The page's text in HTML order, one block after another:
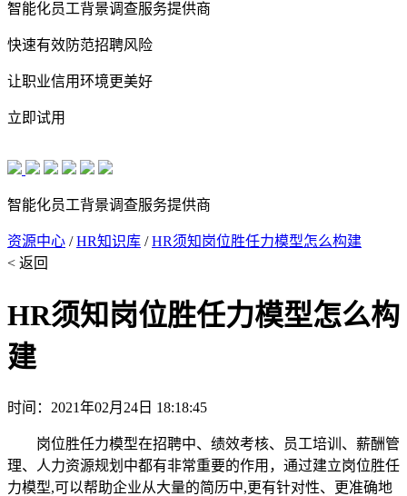
智能化员工背景调查服务提供商
快速有效防范招聘风险
让职业信用环境更美好
立即试用
智能化员工背景调查服务提供商
资源中心 /HR知识库 /HR须知岗位胜任力模型怎么构建
< 返回
HR须知岗位胜任力模型怎么构
建
时间：2021年02月24日 18:18:45
岗位胜任力模型在招聘中、绩效考核、员工培训、薪酬管
理、人力资源规划中都有非常重要的作用，通过建立岗位胜任
力模型,可以帮助企业从大量的简历中,更有针对性、更准确地